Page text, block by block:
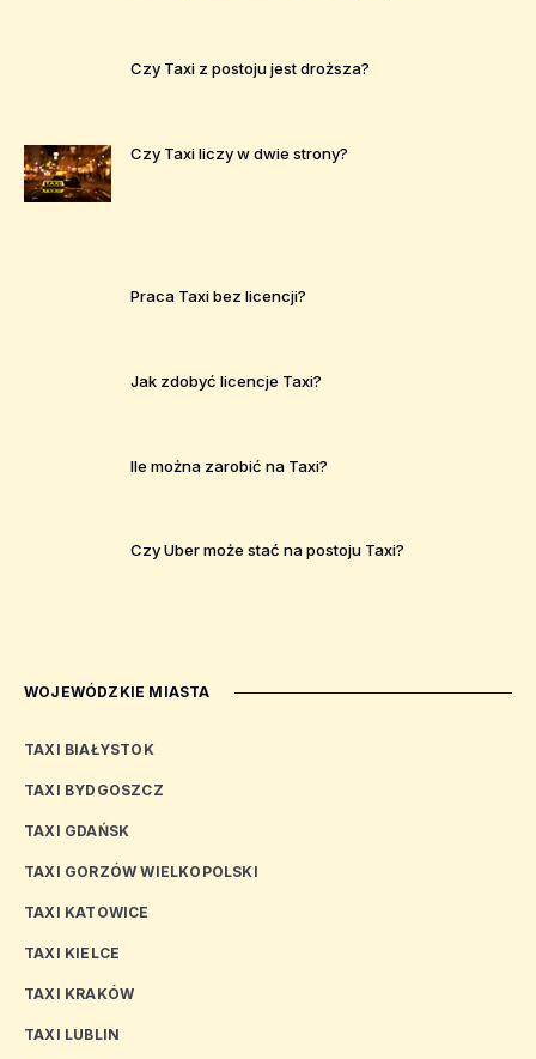
Czy Taxi z postoju jest droższa?
Czy Taxi liczy w dwie strony?
Praca Taxi bez licencji?
Jak zdobyć licencje Taxi?
Ile można zarobić na Taxi?
Czy Uber może stać na postoju Taxi?
WOJEWÓDZKIE MIASTA
TAXI BIAŁYSTOK
TAXI BYDGOSZCZ
TAXI GDAŃSK
TAXI GORZÓW WIELKOPOLSKI
TAXI KATOWICE
TAXI KIELCE
TAXI KRAKÓW
TAXI LUBLIN